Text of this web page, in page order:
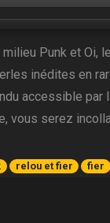
Punk et Oi,
inédites en
accessible par
vous serez
relou et fier fier